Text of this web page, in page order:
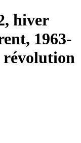
hiver
1963-
révolution